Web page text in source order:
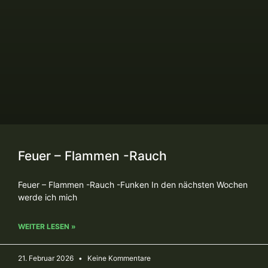
Feuer – Flammen -Rauch
Feuer – Flammen -Rauch -Funken In den nächsten Wochen
werde ich mich
WEITER LESEN »
21. Februar 2026 Keine Kommentare